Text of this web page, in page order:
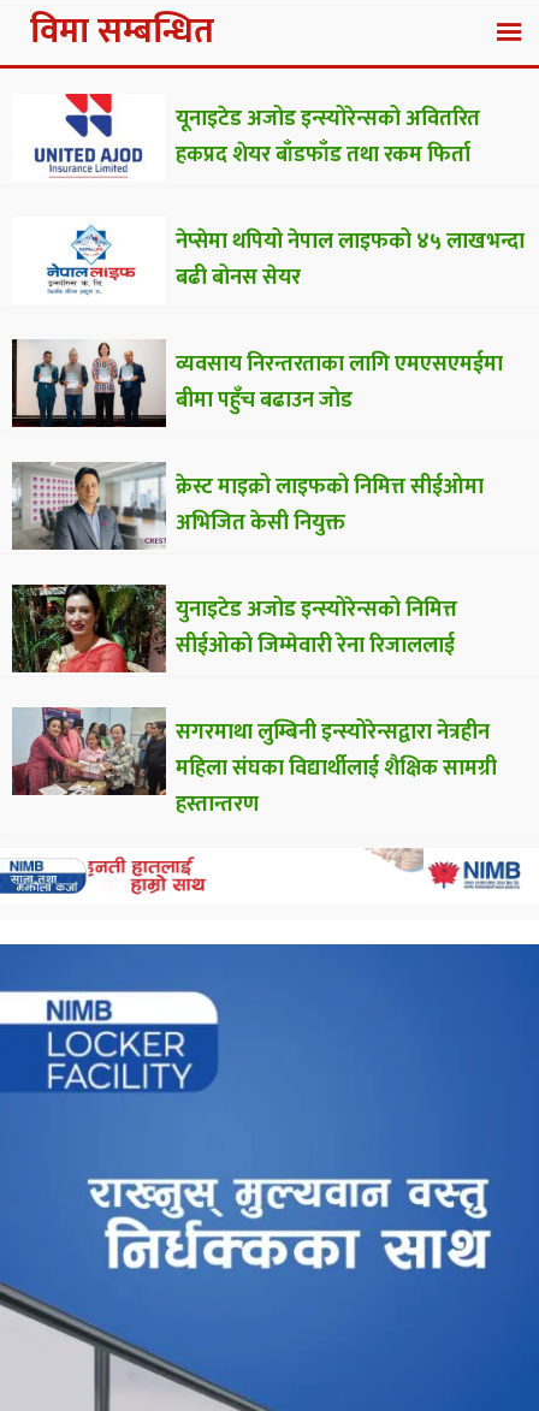
विमा सम्बन्धित
यूनाइटेड अजोड इन्स्योरेन्सको अवितरित
हकप्रद शेयर बाँडफाँड तथा रकम फिर्ता
नेप्सेमा थपियो नेपाल लाइफको ४५ लाखभन्दा
बढी बोनस सेयर
व्यवसाय निरन्तरताका लागि एमएसएमईमा
बीमा पहुँच बढाउन जोड
क्रेस्ट माइक्रो लाइफको निमित्त सीईओमा
अभिजित केसी नियुक्त
युनाइटेड अजोड इन्स्योरेन्सको निमित्त
सीईओको जिम्मेवारी रेना रिजाललाई
सगरमाथा लुम्बिनी इन्स्योरेन्सद्वारा नेत्रहीन
महिला संघका विद्यार्थीलाई शैक्षिक सामग्री
हस्तान्तरण